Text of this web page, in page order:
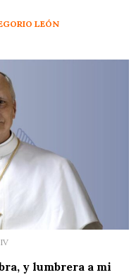
LEÓN
y lumbrera a mi